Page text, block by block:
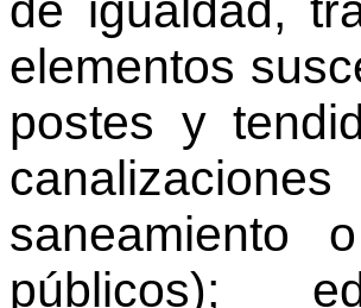
de igualdad,
elementos
postes y
saneamiento
públicos);